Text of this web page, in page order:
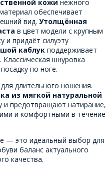
кожи нежного
обеспечивает
вид. Утолщённая
в цвет модели с крупным
и придаёт силуэту
каблук поддерживает
шнуровка
по ноге.
длительного ношения.
из мягкой натуральной
предотвращают натирание,
и комфортными в течение
— это идеальный выбор для
баланс актуального
качества.